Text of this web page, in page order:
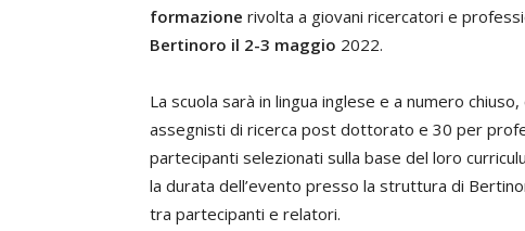
formazione rivolta a giovani ricercatori e
Bertinoro il 2-3 maggio 2022.
La scuola sarà in lingua inglese e a numero
assegnisti di ricerca post dottorato e 30 per
partecipanti selezionati sulla base del loro
la durata dell’evento presso la struttura di
tra partecipanti e relatori.